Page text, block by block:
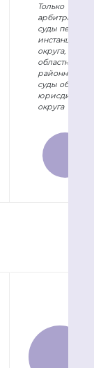
Только
арбитражные
суды первой
инстанции
округа,
областные и
районные
суды общей
юрисдикции
округа